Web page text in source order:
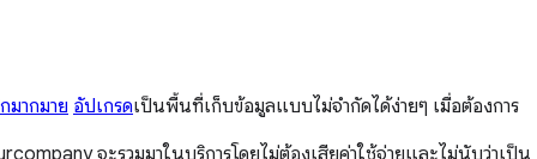
มากมาย อัปเกรดเป็นพื้นที่เก็บข้อมูลแบบไม่จำกัดได้ง่ายๆ เมื่อต้องการ